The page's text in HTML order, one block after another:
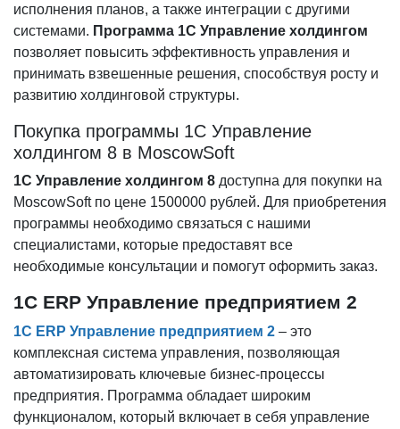
исполнения планов, а также интеграции с другими
системами. Программа 1С Управление холдингом
позволяет повысить эффективность управления и
принимать взвешенные решения, способствуя росту и
развитию холдинговой структуры.
Покупка программы 1С Управление
холдингом 8 в MoscowSoft
1С Управление холдингом 8 доступна для покупки на
MoscowSoft по цене 1500000 рублей. Для приобретения
программы необходимо связаться с нашими
специалистами, которые предоставят все
необходимые консультации и помогут оформить заказ.
1С ERP Управление предприятием 2
1С ERP Управление предприятием 2 – это
комплексная система управления, позволяющая
автоматизировать ключевые бизнес-процессы
предприятия. Программа обладает широким
функционалом, который включает в себя управление